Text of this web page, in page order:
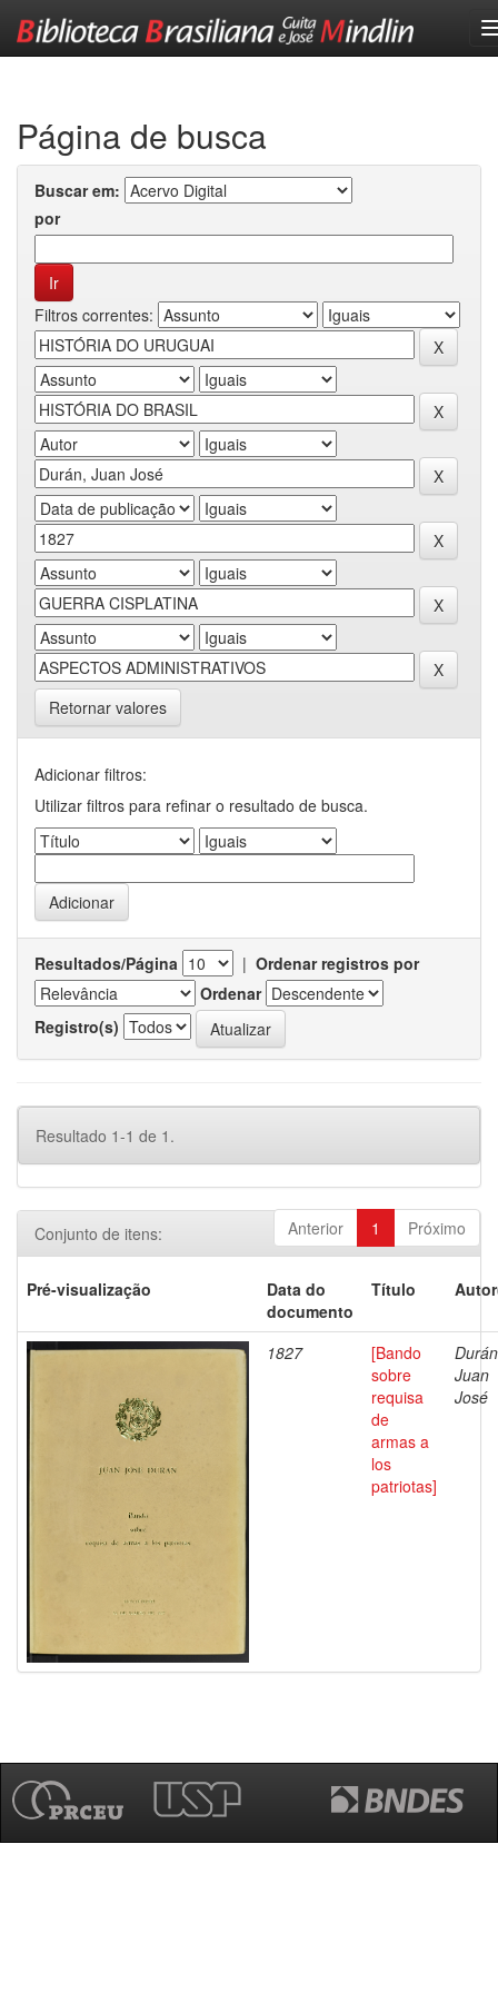
Página de busca
Buscar em:
por
Filtros correntes:
Retornar valores
Adicionar filtros:
Utilizar filtros para refinar o resultado de busca.
Resultados/Página | Ordenar registros por
Ordenar
Registro(s)
Resultado 1-1 de 1.
Anterior 1 Próximo
Conjunto de itens:
Pré-visualização
Data do
documento
Título
1827
[Bando
sobre
requisa
de
armas a
los
patriotas]
Juan
José